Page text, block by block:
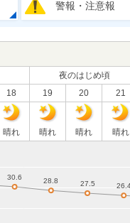
警報・注意報
夜のはじめ頃
18 19 20 21
晴れ 晴れ 晴れ 晴れ